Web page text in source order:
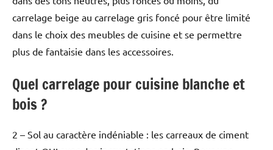
carrelage beige au carrelage gris foncé pour être limité
dans le choix des meubles de cuisine et se permettre
plus de fantaisie dans les accessoires.
Quel carrelage pour cuisine blanche et
bois ?
2 – Sol au caractère indéniable : les carreaux de ciment